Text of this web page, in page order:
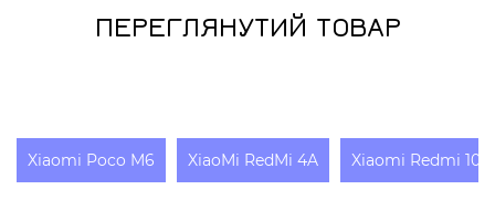
ПЕРЕГЛЯНУТИЙ ТОВАР
Xiaomi Poco M6 XiaoMi RedMi 4A Xiaomi Redmi 10X